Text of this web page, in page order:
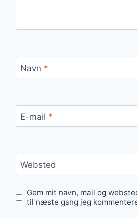
Navn *
E-mail *
Websted
Gem mit navn, mail og
til næste gang jeg